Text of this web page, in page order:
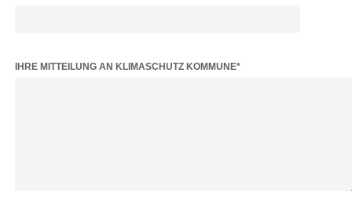
BITTE LASSE DIESES FELD LEER.
IHRE MITTEILUNG AN KLIMASCHUTZ KOMMUNE*